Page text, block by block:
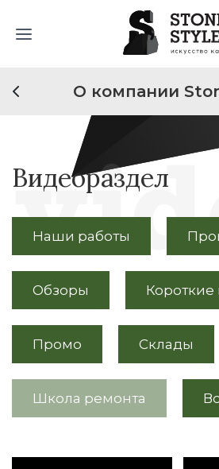
О компании
Видеораздел
Наши работы
Обзоры Короткие
Промо Склады
Школа ремонта